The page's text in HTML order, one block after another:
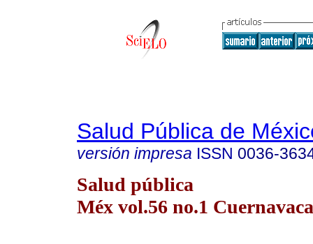
Salud Pública de
versión impresa ISSN 0036-
Salud pública
Méx vol.56 no.1